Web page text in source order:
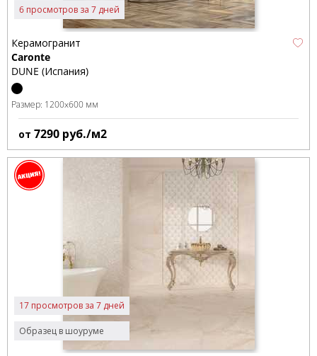
6 просмотров за 7 дней
Керамогранит
Caronte
DUNE (Испания)
Размер: 1200x600 мм
от 7290 руб./м2
Образец в шоуруме
17 просмотров за 7 дней